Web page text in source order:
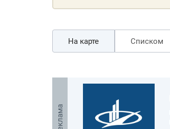
На карте Списком
Реклама